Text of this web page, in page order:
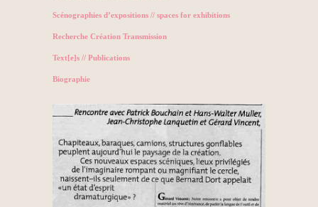
Scénographies d’expositions // spaces for exhibitions
Recherche Création Transmission
Text[e]s // Publications
Biographie